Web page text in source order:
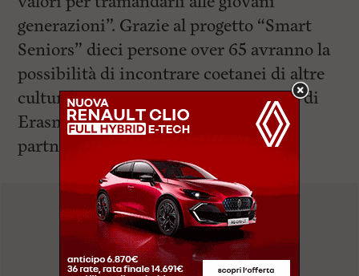
generazioni”. Grazie al progetto “Smart
Seniors” dieci persone over 65 avranno la
possibilità di incontrare coetanei di altre
culture e di sperimentare l’esperienza di
Erasmus a Cipro (Nicosia, ospiti del
partner Center for Social